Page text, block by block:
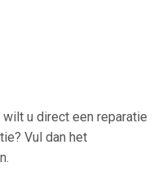
u direct een reparatie
Vul dan het